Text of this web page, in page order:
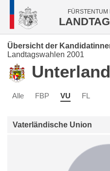
FÜRSTENTUM
Übersicht der
Landtagswahlen 2001
Unterland
Alle FBP VU FL
Vaterländische Union